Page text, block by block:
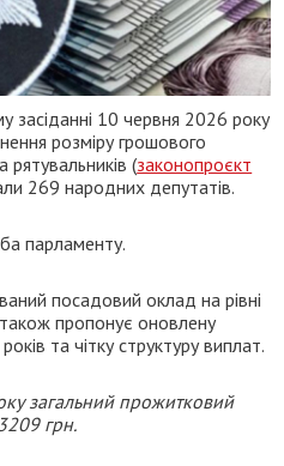
засіданні 10 червня 2026 року
розміру грошового
рятувальників (законопроєкт
269 народних депутатів.
парламенту.
посадовий оклад на рівні
пропонує оновлену
та чітку структуру виплат.
загальний прожитковий
грн.